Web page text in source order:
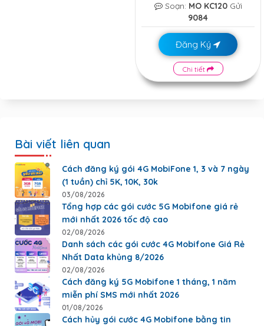
Soạn: MO KC120Gửi
9084
Đăng Ký
Chi tiết
Bài viết liên quan
Cách đăng ký gói 4G MobiFone 1, 3 và 7 ngày
(1 tuần) chỉ 5K, 10K, 30k
03/08/2026
Tổng hợp các gói cước 5G Mobifone giá rẻ
mới nhất 2026 tốc độ cao
02/08/2026
Danh sách các gói cước 4G Mobifone Giá Rẻ
Nhất Data khủng 8/2026
02/08/2026
Cách đăng ký 5G Mobifone 1 tháng, 1 năm
miễn phí SMS mới nhất 2026
01/08/2026
Cách hủy gói cước 4G Mobifone bằng tin